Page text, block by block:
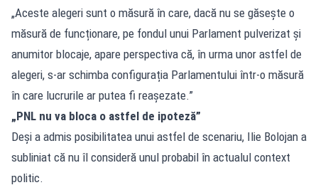
„Aceste alegeri sunt o măsură în care, dacă nu se găsește o
măsură de funcționare, pe fondul unui Parlament pulverizat și
anumitor blocaje, apare perspectiva că, în urma unor astfel de
alegeri, s-ar schimba configurația Parlamentului într-o măsură
în care lucrurile ar putea fi reașezate.”
„PNL nu va bloca o astfel de ipoteză”
Deși a admis posibilitatea unui astfel de scenariu, Ilie Bolojan a
subliniat că nu îl consideră unul probabil în actualul context
politic.